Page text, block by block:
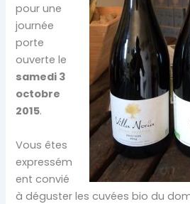
pour une
journée
porte
ouverte le
samedi 3
octobre
2015.
Vous êtes
expressém
ent convié
à déguster les cuvées bio du